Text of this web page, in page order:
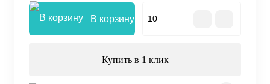
В корзину
Купить в 1 клик